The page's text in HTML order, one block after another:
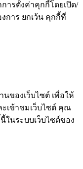
ารตั้งค่าคุกกี้โดยเปิด/
การ ยกเว้น คุกกี้ที่
ของเว็บไซต์ เพื่อให้
เข้าชมเว็บไซต์ คุณ
ในระบบเว็บไซต์ของ